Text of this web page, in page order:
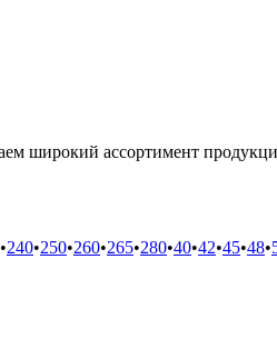
широкий ассортимент
•240•250•260•265•280•40•42•45•48•